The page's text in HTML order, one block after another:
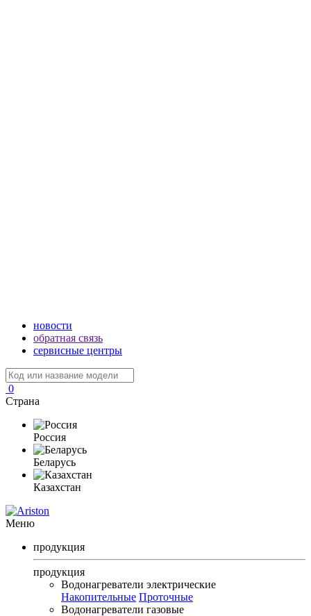
новости
обратная связь
сервисные центры
0
Страна
Россия
Беларусь
Казахстан
Меню
продукция
продукция
Водонагреватели электрические
Накопительные Проточные
Водонагреватели газовые